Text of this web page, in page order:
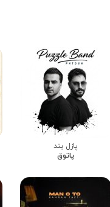
پازل بند
پاتوق